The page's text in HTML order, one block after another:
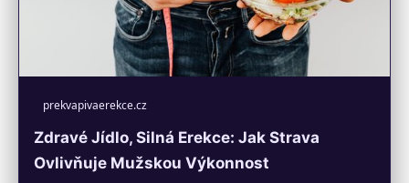
prekvapivaerekce.cz
Zdravé Jídlo, Silná Erekce: Jak Strava
Ovlivňuje Mužskou Výkonnost